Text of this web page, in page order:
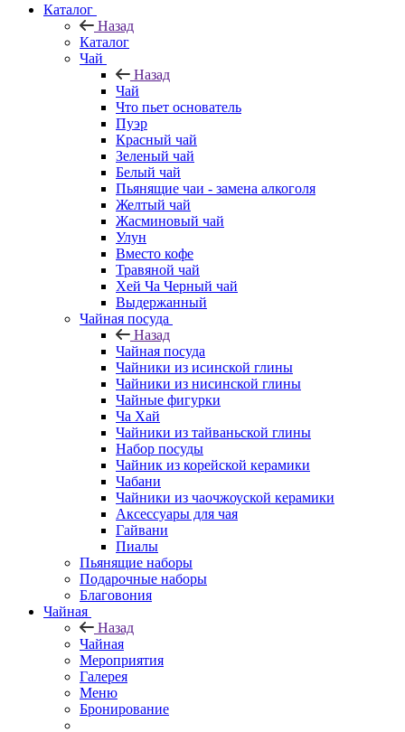
Каталог
Назад
Каталог
Чай
Назад
Чай
Что пьет основатель
Пуэр
Красный чай
Зеленый чай
Белый чай
Пьянящие чаи - замена алкоголя
Желтый чай
Жасминовый чай
Улун
Вместо кофе
Травяной чай
Хей Ча Черный чай
Выдержанный
Чайная посуда
Назад
Чайная посуда
Чайники из исинской глины
Чайники из нисинской глины
Чайные фигурки
Ча Хай
Чайники из тайваньской глины
Набор посуды
Чайник из корейской керамики
Чабани
Чайники из чаочжоуской керамики
Аксессуары для чая
Гайвани
Пиалы
Пьянящие наборы
Подарочные наборы
Благовония
Чайная
Назад
Чайная
Мероприятия
Галерея
Меню
Бронирование